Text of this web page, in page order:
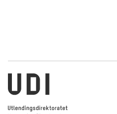
Norwegian Directorate of